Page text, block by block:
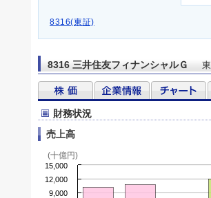
8316(東証)
8316 三井住友フィナンシャルＧ